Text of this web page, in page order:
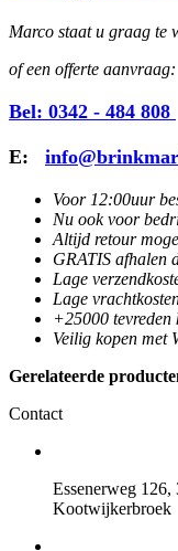
Marco staat u graag te
of een offerte aanvraag:
Bel: 0342 - 484 808
E:
Voor 12:00uur
Nu ook voor
Altijd retour
GRATIS afhalen
Lage
Lage
+25000 tevreden
Veilig kopen met
Gerelateerde
Contact
Essenerweg 126,
Kootwijkerbroek